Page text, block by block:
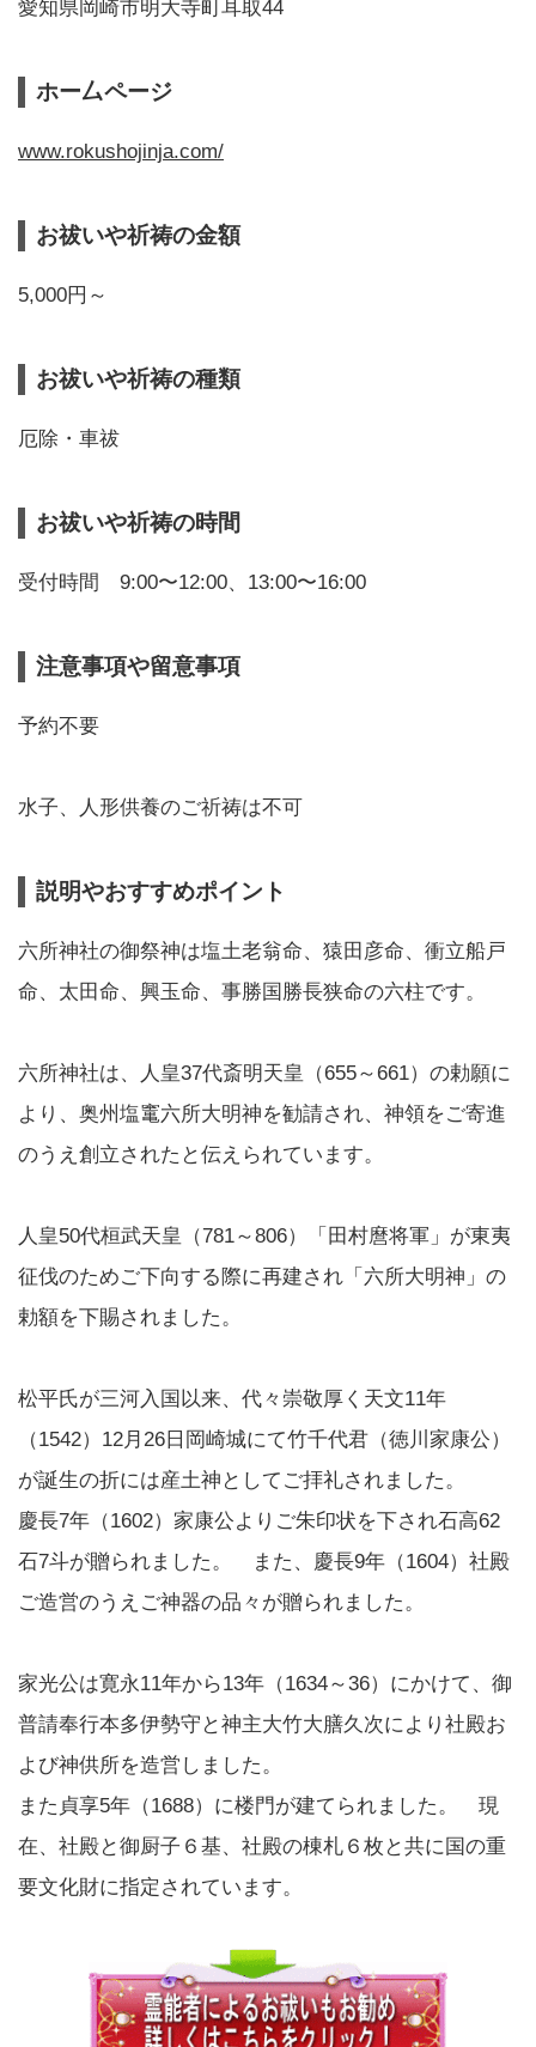
愛知県岡崎市明大寺町耳取44
ホー厶ページ
www.rokushojinja.com/
お祓いや祈祷の金額
5,000円～
お祓いや祈祷の種類
厄除・車祓
お祓いや祈祷の時間
受付時間 9:00〜12:00、13:00〜16:00
注意事項や留意事項
予約不要
水子、人形供養のご祈祷は不可
説明やおすすめポイント
六所神社の御祭神は塩土老翁命、猿田彦命、衝立船戸
命、太田命、興玉命、事勝国勝長狭命の六柱です。
六所神社は、人皇37代斎明天皇（655～661）の勅願に
より、奥州塩竃六所大明神を勧請され、神領をご寄進
のうえ創立されたと伝えられています。
人皇50代桓武天皇（781～806）「田村麿将軍」が東夷
征伐のためご下向する際に再建され「六所大明神」の
勅額を下賜されました。
松平氏が三河入国以来、代々崇敬厚く天文11年
（1542）12月26日岡崎城にて竹千代君（徳川家康公）
が誕生の折には産土神としてご拝礼されました。
慶長7年（1602）家康公よりご朱印状を下され石高62
石7斗が贈られました。 また、慶長9年（1604）社殿
ご造営のうえご神器の品々が贈られました。
家光公は寛永11年から13年（1634～36）にかけて、御
普請奉行本多伊勢守と神主大竹大膳久次により社殿お
よび神供所を造営しました。
また貞享5年（1688）に楼門が建てられました。 現
在、社殿と御厨子６基、社殿の棟札６枚と共に国の重
要文化財に指定されています。